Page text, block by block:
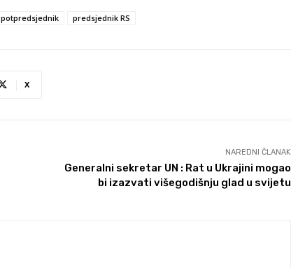
potpredsjednik predsjednik RS
X
NAREDNI ČLANAK
Generalni sekretar UN : Rat u Ukrajini mogao
bi izazvati višegodišnju glad u svijetu